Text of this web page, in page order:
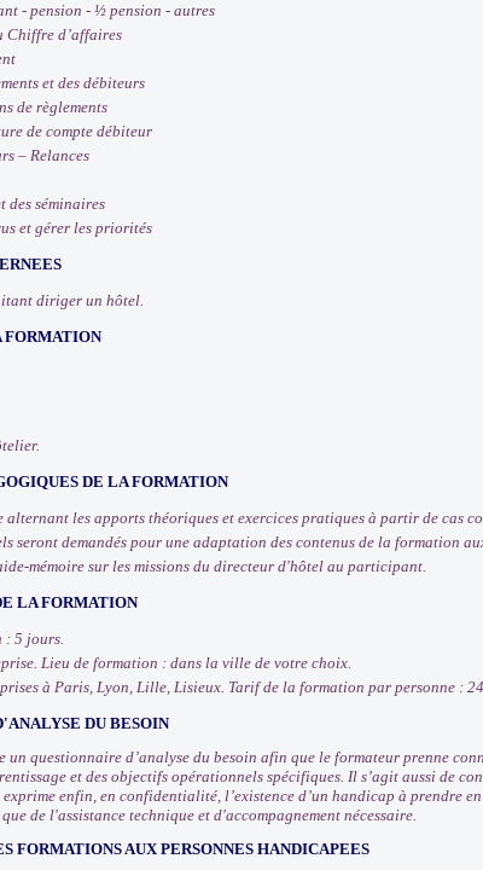
- pension - ½ pension - autres
Chiffre d’affaires
et des débiteurs
de règlements
de compte débiteur
– Relances
des séminaires
et gérer les priorités
diriger un hôtel.
FORMATION
DE LA FORMATION
les apports théoriques et exercices pratiques à partir de cas
seront demandés pour une adaptation des contenus de la formation
mémoire sur les missions du directeur d'hôtel au participant.
LA FORMATION
: 5 jours.
Lieu de formation : dans la ville de votre choix.
à Paris, Lyon, Lille, Lisieux. Tarif de la formation par personne :
DU BESOIN
un questionnaire d’analyse du besoin afin que le formateur prenne
et des objectifs opérationnels spécifiques. Il s’agit aussi de
enfin, en confidentialité, l’existence d’un handicap à prendre
de l'assistance technique et d'accompagnement nécessaire.
FORMATIONS AUX PERSONNES HANDICAPEES